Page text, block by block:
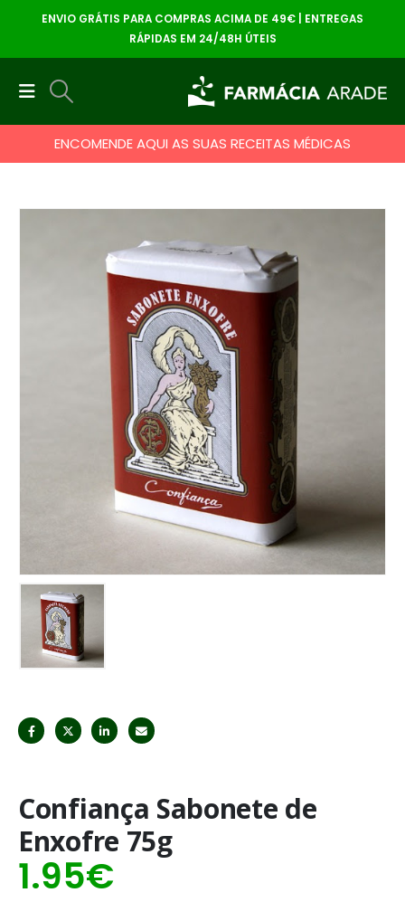
ENVIO GRÁTIS PARA COMPRAS ACIMA DE 49€ | ENTREGAS
RÁPIDAS EM 24/48H ÚTEIS
ENCOMENDE AQUI AS SUAS RECEITAS MÉDICAS
Confiança Sabonete de
Enxofre 75g
1.95€